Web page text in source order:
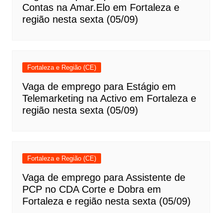
Contas na Amar.Elo em Fortaleza e
região nesta sexta (05/09)
Fortaleza e Região (CE)
Vaga de emprego para Estágio em
Telemarketing na Activo em Fortaleza e
região nesta sexta (05/09)
Fortaleza e Região (CE)
Vaga de emprego para Assistente de
PCP no CDA Corte e Dobra em
Fortaleza e região nesta sexta (05/09)